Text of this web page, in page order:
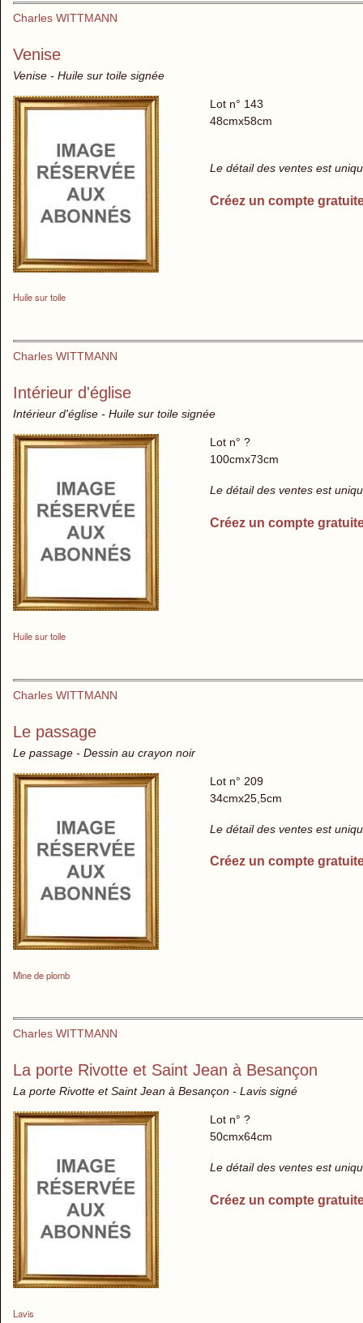
Charles WITTMANN
Venise
Venise - Huile sur toile signée
Huile sur toile
Lot n° 143
48cmx58cm
Le détail des ventes est
Créez un compte
Charles WITTMANN
Intérieur d'église
Intérieur d'église - Huile sur toile signée
Huile sur toile
Lot n° ?
100cmx73cm
Le détail des ventes est
Créez un compte
Charles WITTMANN
Le passage
Le passage - Dessin au crayon noir
Mine de plomb
Lot n° 209
34cmx25,5cm
Le détail des ventes est
Créez un compte
Charles WITTMANN
La porte Rivotte et Saint Jean à Besançon
La porte Rivotte et Saint Jean à Besançon - Lavis signé
Lavis
Lot n° ?
50cmx64cm
Le détail des ventes est
Créez un compte